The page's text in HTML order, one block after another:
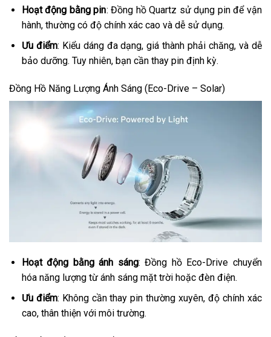
Hoạt động bằng pin: Đồng hồ Quartz sử dụng pin để vận
hành, thường có độ chính xác cao và dễ sử dụng.
Ưu điểm: Kiểu dáng đa dạng, giá thành phải chăng, và dễ
bảo dưỡng. Tuy nhiên, bạn cần thay pin định kỳ.
Đồng Hồ Năng Lượng Ánh Sáng (Eco-Drive – Solar)
Hoạt động bằng ánh sáng: Đồng hồ Eco-Drive chuyển
hóa năng lượng từ ánh sáng mặt trời hoặc đèn điện.
Ưu điểm: Không cần thay pin thường xuyên, độ chính xác
cao, thân thiện với môi trường.